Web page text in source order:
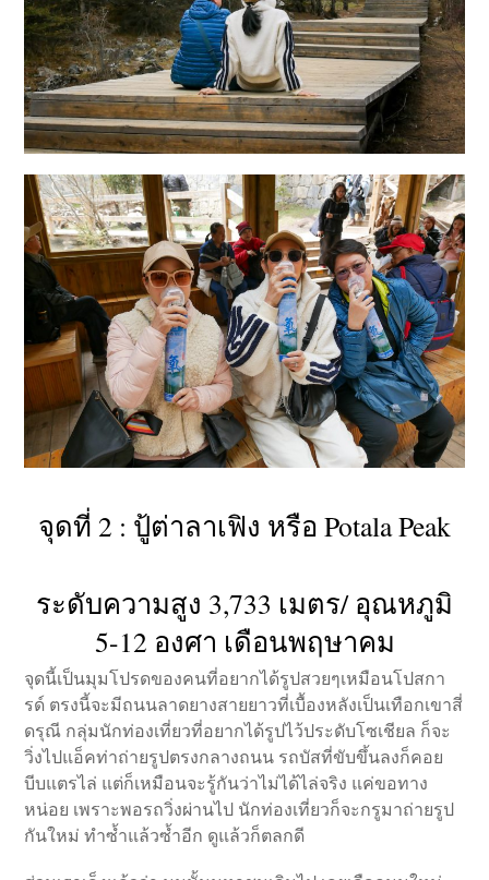
จุดที่ 2 : ปู้ต่าลาเฟิง หรือ Potala Peak
ระดับความสูง 3,733 เมตร/ อุณหภูมิ
5-12 องศา เดือนพฤษาคม
จุดนี้เป็นมุมโปรดของคนที่อยากได้รูปสวยๆเหมือนโปสกา
รด์ ตรงนี้จะมีถนนลาดยางสายยาวที่เบื้องหลังเป็นเทือกเขาสี่
ดรุณี กลุ่มนักท่องเที่ยวที่อยากได้รูปไว้ประดับโซเชียล ก็จะ
วิ่งไปแอ็คท่าถ่ายรูปตรงกลางถนน รถบัสที่ขับขึ้นลงก็คอย
บีบแตรไล่ แต่ก็เหมือนจะรู้กันว่าไม่ได้ไล่จริง แค่ขอทาง
หน่อย เพราะพอรถวิ่งผ่านไป นักท่องเที่ยวก็จะกรูมาถ่ายรูป
กันใหม่ ทำซ้ำแล้วซ้ำอีก ดูแล้วก็ตลกดี